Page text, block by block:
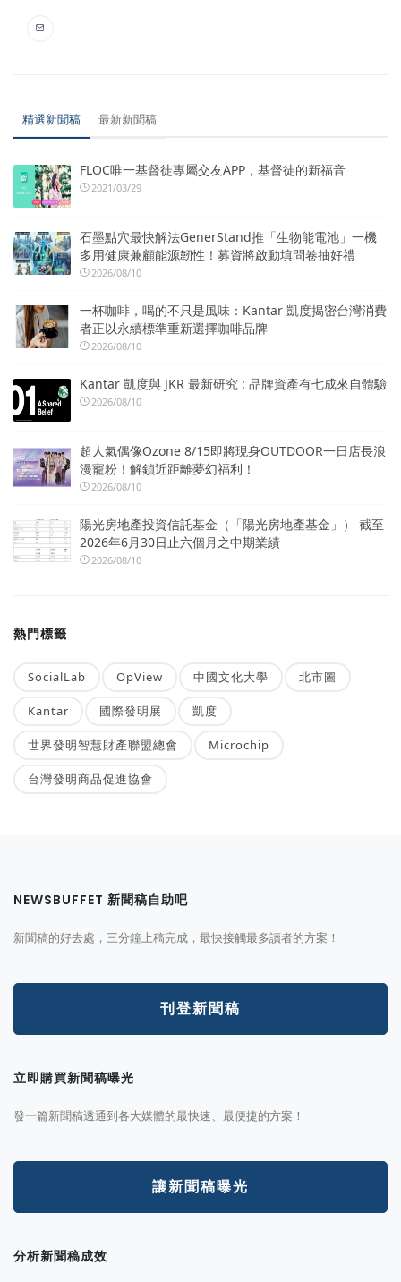
精選新聞稿 最新新聞稿
FLOC唯一基督徒專屬交友APP，基督徒的新福音
2021/03/29
石墨點穴最快解法GenerStand推「生物能電池」一機
多用健康兼顧能源韌性！募資將啟動填問卷抽好禮
2026/08/10
一杯咖啡，喝的不只是風味：Kantar 凱度揭密台灣消費
者正以永續標準重新選擇咖啡品牌
2026/08/10
Kantar 凱度與 JKR 最新研究 : 品牌資產有七成來自體驗
2026/08/10
超人氣偶像Ozone 8/15即將現身OUTDOOR一日店長浪
漫寵粉！解鎖近距離夢幻福利！
2026/08/10
陽光房地產投資信託基金（「陽光房地產基金」） 截至
2026年6月30日止六個月之中期業績
2026/08/10
熱門標籤
SocialLab OpView 中國文化大學 北市圖
Kantar 國際發明展 凱度
世界發明智慧財產聯盟總會 Microchip
台灣發明商品促進協會
NEWSBUFFET 新聞稿自助吧
新聞稿的好去處，三分鐘上稿完成，最快接觸最多讀者的方案！
刊登新聞稿
立即購買新聞稿曝光
發一篇新聞稿透通到各大媒體的最快速、最便捷的方案！
讓新聞稿曝光
分析新聞稿成效